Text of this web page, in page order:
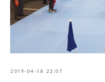
2019-04-18 22:07